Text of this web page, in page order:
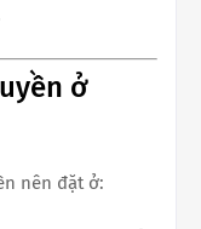
ở
nên đặt ở: